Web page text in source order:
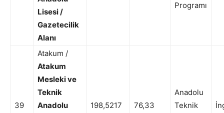
Lisesi /
Gazetecilik
Alanı
Programı
39
Atakum /
Atakum
Mesleki ve
Teknik
Anadolu
198,5217 76,33
Anadolu
Teknik